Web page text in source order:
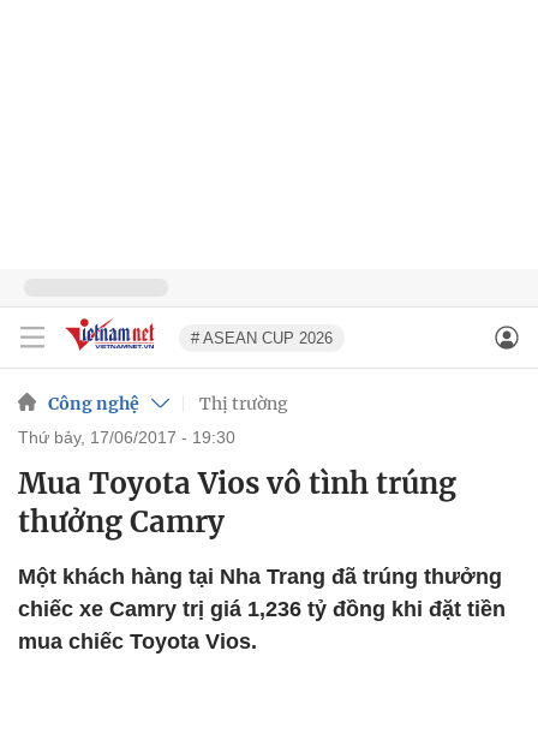
# ASEAN CUP 2026
Công nghệ Thị trường
thứ bảy, 17/06/2017 - 19:30
Mua Toyota Vios vô tình trúng
thưởng Camry
Một khách hàng tại Nha Trang đã trúng thưởng
chiếc xe Camry trị giá 1,236 tỷ đồng khi đặt tiền
mua chiếc Toyota Vios.